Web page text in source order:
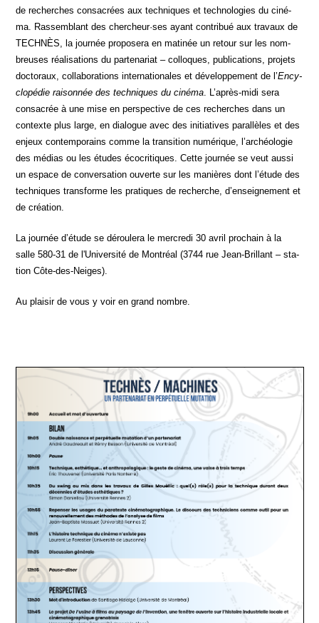
de recherches consa­crées aux tech­niques et tech­no­lo­gies du ciné­
ma. Ras­sem­blant des chercheur·ses ayant contri­bué aux tra­vaux de
TECHNÈS, la jour­née pro­po­se­ra en mati­née un retour sur les nom­
breuses réa­li­sa­tions du par­te­na­riat – col­loques, publi­ca­tions, pro­jets
doc­to­raux, col­la­bo­ra­tions inter­na­tio­nales et déve­lop­pe­ment de l’Ency­
clo­pé­die rai­son­née des tech­niques du ciné­ma. L’après-midi sera
consa­crée à une mise en pers­pec­tive de ces recherches dans un
contexte plus large, en dia­logue avec des ini­tia­tives paral­lèles et des
enjeux contem­po­rains comme la tran­si­tion numé­rique, l’archéologie
des médias ou les études éco­cri­tiques. Cette jour­née se veut aus­si
un espace de conver­sa­tion ouverte sur les manières dont l’étude des
tech­niques trans­forme les pra­tiques de recherche, d’enseignement et
de création.
La jour­née d’étude se dérou­le­ra le mer­cre­di 30 avril pro­chain à la
salle 580-31 de l'Université de Mont­réal (3744 rue Jean-Brillant – sta­
tion Côte-des-Neiges).
Au plai­sir de vous y voir en grand nombre.